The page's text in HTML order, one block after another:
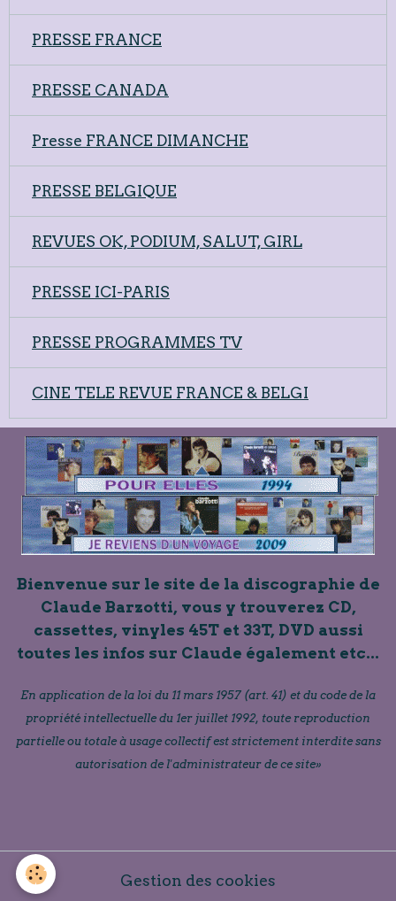
PRESSE FRANCE
PRESSE CANADA
Presse FRANCE DIMANCHE
PRESSE BELGIQUE
REVUES OK, PODIUM, SALUT, GIRL
PRESSE ICI-PARIS
PRESSE PROGRAMMES TV
CINE TELE REVUE FRANCE & BELGI
Bienvenue sur le site de la discographie de
Claude Barzotti, vous y trouverez CD,
cassettes, vinyles 45T et 33T, DVD aussi
toutes les infos sur Claude également etc...
En application de la loi du 11 mars 1957 (art. 41) et du code de la
propriété intellectuelle du 1er juillet 1992, toute reproduction
partielle ou totale à usage collectif est strictement interdite sans
autorisation de l'administrateur de ce site»
Gestion des cookies